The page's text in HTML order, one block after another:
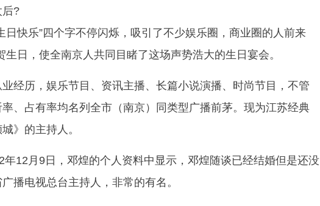
后?
日快乐”四个字不停闪烁，吸引了不少娱乐圈，商业圈的人前来
生日，使全南京人共同目睹了这场声势浩大的生日宴会。
经历，娱乐节目、资讯主播、长篇小说演播、时尚节目，不管
、占有率均名列全市（南京）同类型广播前茅。现为江苏经典
》的主持人。
年12月9日，邓煌的个人资料中显示，邓煌随谈已经结婚但是还没
播电视总台主持人，非常的有名。